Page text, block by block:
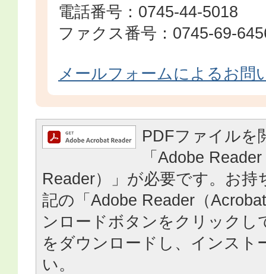
電話番号：0745-44-5018
ファクス番号：0745-69-
メールフォームによるお問
PDFファイルを
「Adobe
Reader）」が必要です。お持
記の「Adobe Reader（
ンロードボタンをクリックし
をダウンロードし、インスト
い。